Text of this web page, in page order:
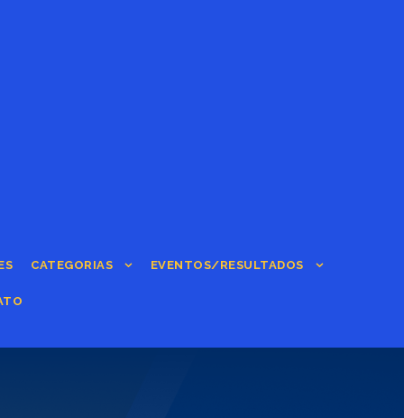
CATEGORIAS EVENTOS/RESULTADOS